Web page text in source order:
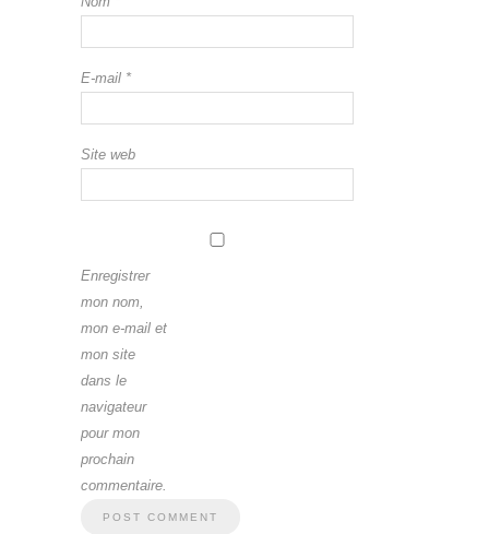
E-mail *
Site web
Enregistrer
mon nom,
mon e-mail et
mon site
dans le
navigateur
pour mon
prochain
commentaire.